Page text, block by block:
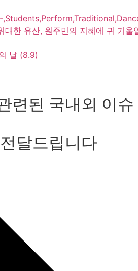
대한 유산, 원주민의 지혜에 귀 기울
날 (8.9)
련된 국내외 이슈
달드립니다